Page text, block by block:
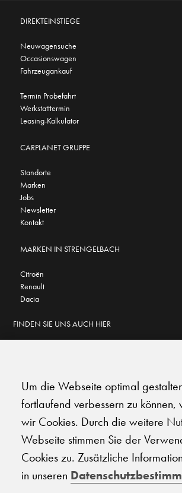
DIREKTEINSTIEGE
Neuwagensuche
Occasionswagen
Fahrzeugankauf
Termin Probefahrt
Werkstatttermin
Leasing-Kalkulator
CARPLANET GRUPPE
Standorte
Marken
Jobs
Newsletter
Kontakt
MARKEN IN STRENGELBACH
Citroën
Renault
Dacia
FINDEN SIE UNS AUCH HIER
4.7 ★★★★★
★★★★★
© 2026 Carplanet Galliker
Um die Webseite optimal
fortlaufend verbessern zu können,
wir Cookies. Durch die weitere
Webseite stimmen Sie der
Cookies zu. Zusätzliche
in unseren